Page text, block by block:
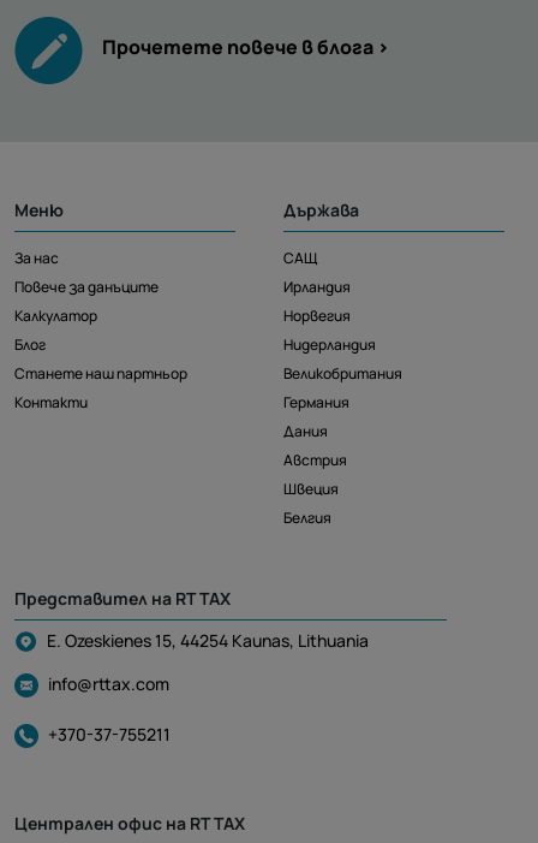
Прочетете повече в блога >
Меню
За нас
Повече за данъците
Калкулатор
Блог
Станете наш партньор
Контакти
Държава
САЩ
Ирландия
Норвегия
Нидерландия
Великобритания
Германия
Дания
Австрия
Швеция
Белгия
Представител на RT TAX
E. Ozeskienes 15, 44254 Kaunas, Lithuania
info@rttax.com
+370-37-755211
Централен офис на RT TAX